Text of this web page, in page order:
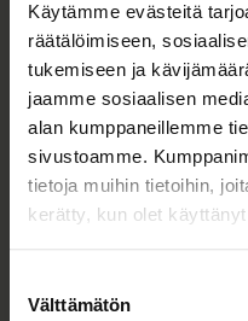
Käytämme evästeitä
räätälöimiseen,
tukemiseen ja
jaamme sosiaalisen
alan kumppaneillemme
sivustoamme.
tietoja muihin tietoihin,
kerätty, kun olet
valinta
Välttämätön
poistetaan
Työsuhteen
estää
jaksotusajalta
Ansiopäivärahaa
jälkeen
Työttömyysturvan